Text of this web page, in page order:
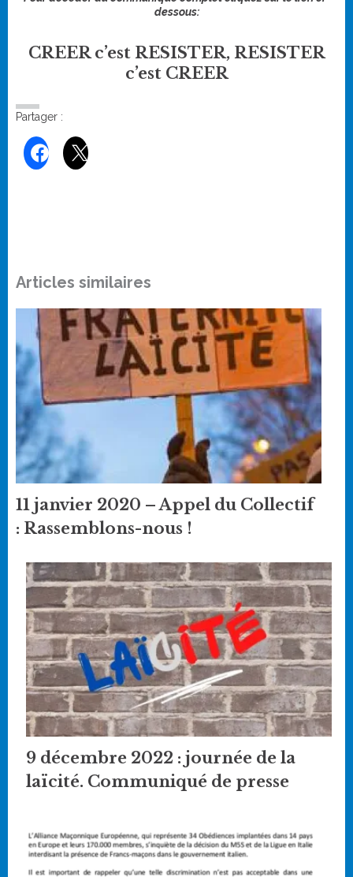
dessous:
CREER c’est RESISTER, RESISTER
c’est CREER
Partager :
Articles similaires
11 janvier 2020 – Appel du Collectif
: Rassemblons-nous !
9 décembre 2022 : journée de la
laïcité. Communiqué de presse